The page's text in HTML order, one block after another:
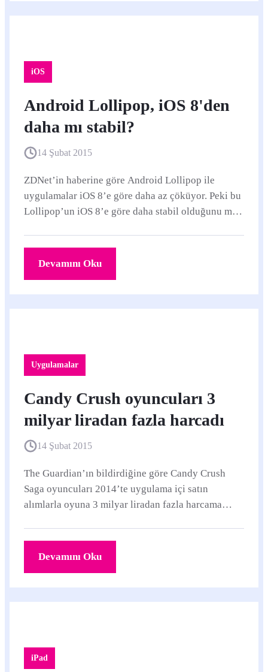
iOS
Android Lollipop, iOS 8'den
daha mı stabil?
14 Şubat 2015
ZDNet’in haberine göre Android Lollipop ile
uygulamalar iOS 8’e göre daha az çöküyor. Peki bu
Lollipop’un iOS 8’e göre daha stabil olduğunu mu
Devamını Oku
Uygulamalar
Candy Crush oyuncuları 3
milyar liradan fazla harcadı
14 Şubat 2015
The Guardian’ın bildirdiğine göre Candy Crush
Saga oyuncuları 2014’te uygulama içi satın
alımlarla oyuna 3 milyar liradan fazla harcama
Devamını Oku
iPad